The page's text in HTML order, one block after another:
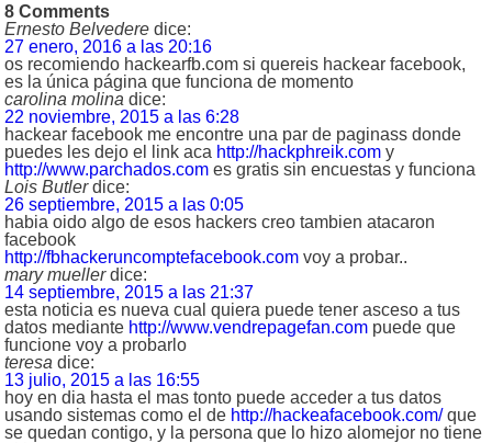
8 Comments
Ernesto Belvedere dice:
27 enero, 2016 a las 20:16
os recomiendo hackearfb.com si quereis hackear facebook,
es la única página que funciona de momento
carolina molina dice:
22 noviembre, 2015 a las 6:28
hackear facebook me encontre una par de paginass donde
puedes les dejo el link aca http://hackphreik.com y
http://www.parchados.com es gratis sin encuestas y funciona
Lois Butler dice:
26 septiembre, 2015 a las 0:05
habia oido algo de esos hackers creo tambien atacaron
facebook
http://fbhackeruncomptefacebook.com voy a probar..
mary mueller dice:
14 septiembre, 2015 a las 21:37
esta noticia es nueva cual quiera puede tener asceso a tus
datos mediante http://www.vendrepagefan.com puede que
funcione voy a probarlo
teresa dice:
13 julio, 2015 a las 16:55
hoy en dia hasta el mas tonto puede acceder a tus datos
usando sistemas como el de http://hackeafacebook.com/que
se quedan contigo, y la persona que lo hizo alomejor no tiene